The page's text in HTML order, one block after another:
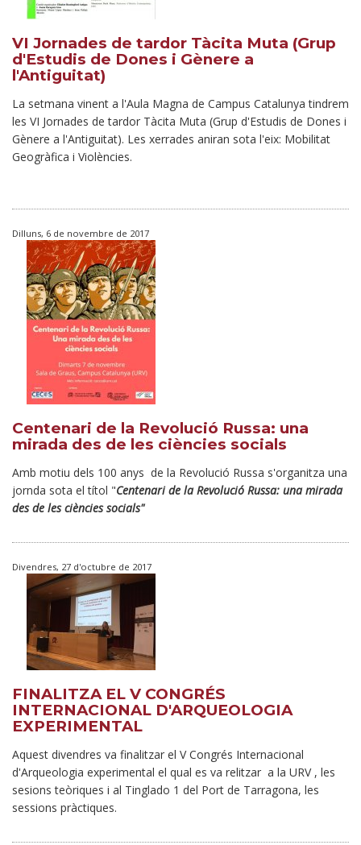
VI Jornades de tardor Tàcita Muta (Grup
d'Estudis de Dones i Gènere a
l'Antiguitat)
La setmana vinent a l'Aula Magna de Campus Catalunya tindrem
les VI Jornades de tardor Tàcita Muta (Grup d'Estudis de Dones i
Gènere a l'Antiguitat). Les xerrades aniran sota l'eix: Mobilitat
Geogràfica i Violències.
Dilluns, 6 de novembre de 2017
Centenari de la Revolució Russa: una
mirada des de les ciències socials
Amb motiu dels 100 anys de la Revolució Russa s'organitza una
jornda sota el títol "Centenari de la Revolució Russa: una mirada
des de les ciències socials"
Divendres, 27 d'octubre de 2017
FINALITZA EL V CONGRÉS
INTERNACIONAL D'ARQUEOLOGIA
EXPERIMENTAL
Aquest divendres va finalitzar el V Congrés Internacional
d'Arqueologia experimental el qual es va relitzar a la URV , les
sesions teòriques i al Tinglado 1 del Port de Tarragona, les
sessions pràctiques.